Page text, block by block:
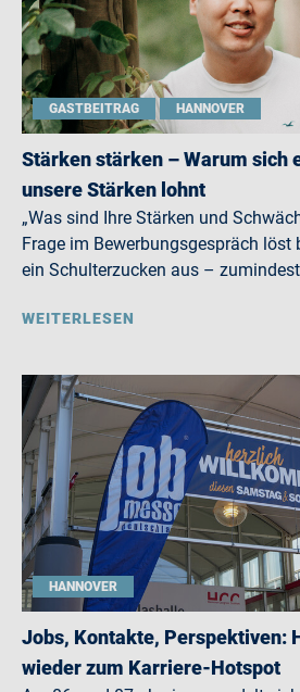
GASTBEITRAG HANNOVER
Stärken stärken – Warum sich
unsere Stärken lohnt
„Was sind Ihre Stärken und
Frage im Bewerbungsgespräch löst
ein Schulterzucken aus –
WEITERLESEN
HANNOVER
Jobs, Kontakte, Perspektiven:
wieder zum Karriere-Hotspot